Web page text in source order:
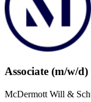
Associate (m/w/
McDermott Will &